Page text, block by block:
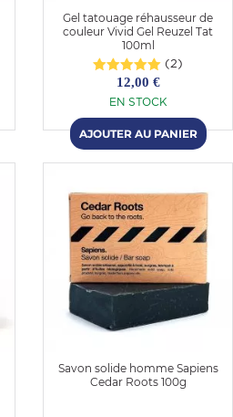
Gel tatouage réhausseur de
couleur Vivid Gel Reuzel Tat
100ml
(2)
12,00 €
EN STOCK
Savon solide homme Sapiens
Cedar Roots 100g